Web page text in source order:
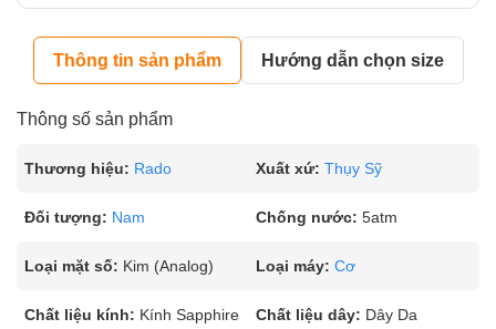
Thông tin sản phẩm Hướng dẫn chọn size
Thông số sản phẩm
Thương hiệu: Rado Xuất xứ: Thụy Sỹ
Đối tượng: Nam Chống nước: 5atm
Loại mặt số: Kim (Analog) Loại máy: Cơ
Chất liệu kính: Kính Sapphire Chất liệu dây: Dây Da